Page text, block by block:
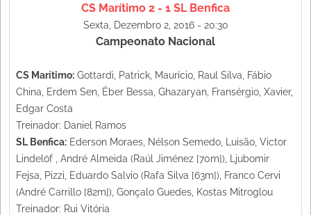
CS Marítimo 2 - 1 SL Benfica
Sexta, Dezembro 2, 2016 - 20:30
Campeonato Nacional
CS Marítimo: Gottardi, Patrick, Maurício, Raul Silva, Fábio
China, Erdem Sen, Éber Bessa, Ghazaryan, Fransérgio, Xavier,
Edgar Costa
Treinador: Daniel Ramos
SL Benfica: Ederson Moraes, Nélson Semedo, Luisão, Victor
Lindelöf , André Almeida (Raúl Jiménez [70m]), Ljubomir
Fejsa, Pizzi, Eduardo Salvio (Rafa Silva [63m]), Franco Cervi
(André Carrillo [82m]), Gonçalo Guedes, Kostas Mitroglou
Treinador: Rui Vitória